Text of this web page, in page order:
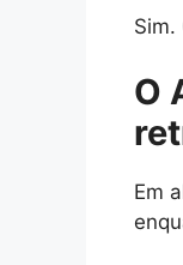
Sim.
O
Em